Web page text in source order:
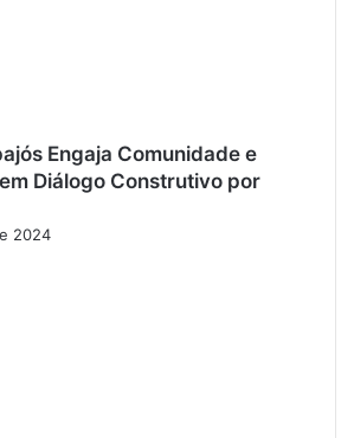
Engaja Comunidade e
Diálogo Construtivo por
2024